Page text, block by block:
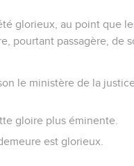
glorieux, au point que
pourtant passagère, de
le ministère de la
gloire plus éminente.
est glorieux.